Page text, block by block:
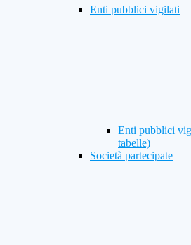
Enti pubblici vigilati
Enti pubblici
tabelle)
Società partecipate